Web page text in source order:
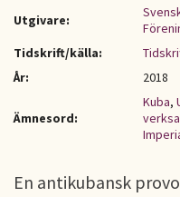
Utgivare:
Tidskrift/källa:
År:
2018
Ämnesord:
Kuba,
En antikubansk